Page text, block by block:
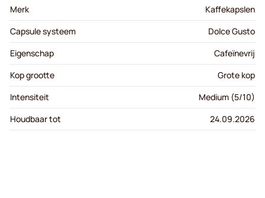
Merk
Kaffekapslen
Capsule systeem
Dolce Gusto
Eigenschap
Cafeïnevrij
Kop grootte
Grote kop
Intensiteit
Medium (5/10)
Houdbaar tot
24.09.2026